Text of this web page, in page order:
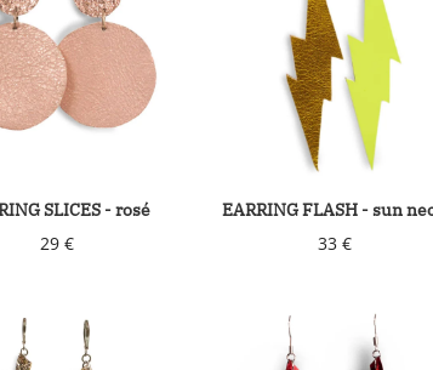
SLICES - rosé
29 €
EARRING FLASH - sun
33 €